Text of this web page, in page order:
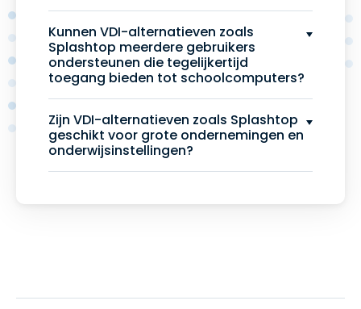
Kunnen VDI-alternatieven zoals
Splashtop meerdere gebruikers
ondersteunen die tegelijkertijd
toegang bieden tot schoolcomputers?
Zijn VDI-alternatieven zoals Splashtop
geschikt voor grote ondernemingen en
onderwijsinstellingen?